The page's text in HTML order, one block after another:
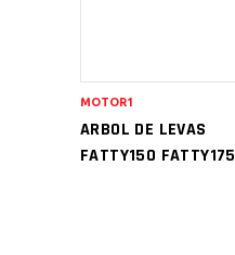
ARBOL DE LEVAS
FATTY150 FATTY175
MOTOR1